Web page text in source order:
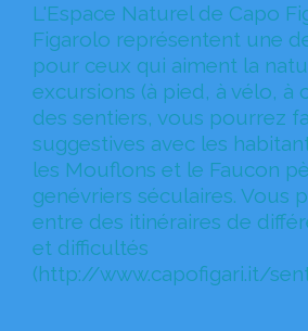
​L'Espace Naturel de Capo
Figarolo représentent une
pour ceux qui aiment la
excursions (à pied, à vélo, à
des sentiers, vous pourrez
suggestives avec les
les Mouflons et le Faucon
genévriers séculaires. Vous
entre des itinéraires de
et difficultés
(http://www.capofigari.it/